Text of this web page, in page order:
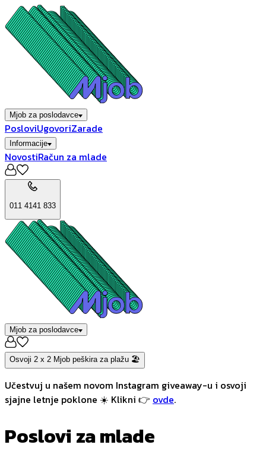
Mjob za poslodavce
PosloviUgovoriZarade
Informacije
NovostiRačun za mlade
011 4141 833
Mjob za poslodavce
Osvoji 2 x 2 Mjob peškira za plažu 🏖️
Učestvuj u našem novom Instagram giveaway-u i osvoji
sjajne letnje poklone ☀️ Klikni 👉 ovde.
Poslovi za mlade